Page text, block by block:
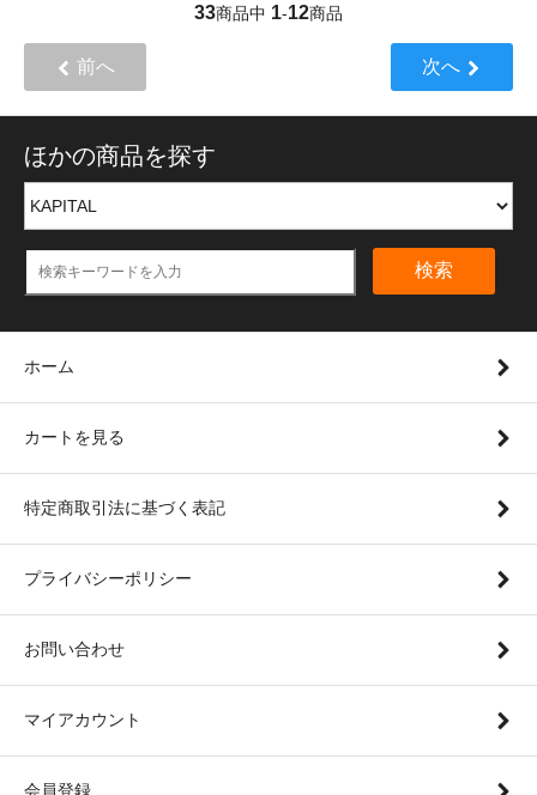
33商品中 1-12商品
前へ 次へ
ほかの商品を探す
検索
ホーム
カートを見る
特定商取引法に基づく表記
プライバシーポリシー
お問い合わせ
マイアカウント
会員登録